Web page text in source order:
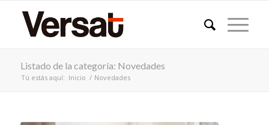
Listado de la categoría: Novedades
Tú estás aquí: Inicio / Novedades